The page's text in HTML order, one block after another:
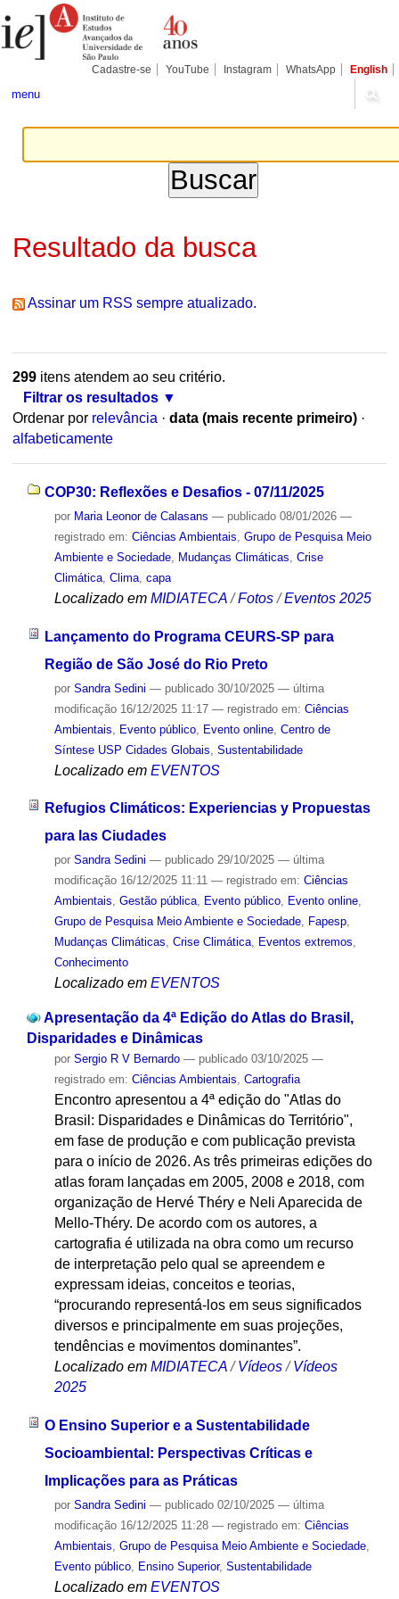
para
conteúdo.
Pessoais
Cadastre-se YouTube Instagram WhatsApp English
menu
Resultado da busca
Assinar um RSS sempre atualizado.
299itens atendem ao seu critério.
Filtrar os resultados
Ordenar por relevância · data (mais recente primeiro) ·
alfabeticamente
COP30: Reflexões e Desafios - 07/11/2025
por Maria Leonor de Calasans — publicado08/01/2026 —
registrado em: Ciências Ambientais Grupo de Pesquisa Meio
Ambiente e Sociedade, Mudanças Climáticas Crise
Climática, Clima, capa
Localizado em MIDIATECA /Fotos /Eventos 2025
Lançamento do Programa CEURS-SP para
Região de São José do Rio Preto
por Sandra Sedini — publicado30/10/2025 — última
modificação16/12/2025 11:17 — registrado em: Ciências
Ambientais
Evento público, Evento online, Centro de
Síntese USP Cidades Globais Sustentabilidade
Localizado em EVENTOS
Refugios Climáticos: Experiencias y Propuestas
para las Ciudades
por Sandra Sedini — publicado29/10/2025 — última
modificação16/12/2025 11:11 — registrado em: Ciências
Ambientais, Gestão pública, Evento público, Evento online,
Grupo de Pesquisa Meio Ambiente e Sociedade, Fapesp,
Mudanças Climáticas, Crise Climática, Eventos extremos,
Conhecimento
Localizado em EVENTOS
Apresentação da 4ª Edição do Atlas do Brasil,
Disparidades e Dinâmicas
por Sergio R V Bernardo — publicado03/10/2025 —
registrado em: Ciências Ambientais, Cartografia
Encontro apresentou a 4ª edição do "Atlas do
Brasil: Disparidades e Dinâmicas do Território",
em fase de produção e com publicação prevista
para o início de 2026. As três primeiras edições do
atlas foram lançadas em 2005, 2008 e 2018, com
organização de Hervé Théry e Neli Aparecida de
Mello-Théry. De acordo com os autores, a
cartografia é utilizada na obra como um recurso
de interpretação pelo qual se apreendem e
expressam ideias, conceitos e teorias,
“procurando representá-los em seus significados
diversos e principalmente em suas projeções,
tendências e movimentos dominantes”.
Localizado em MIDIATECA /Vídeos /Vídeos
2025
O Ensino Superior e a Sustentabilidade
Socioambiental: Perspectivas Críticas e
Implicações para as Práticas
por Sandra Sedini — publicado02/10/2025 — última
modificação16/12/2025 11:28 — registrado em: Ciências
Ambientais Grupo de Pesquisa Meio Ambiente e Sociedade,
Evento público, Ensino Superior, Sustentabilidade
Localizado em EVENTOS